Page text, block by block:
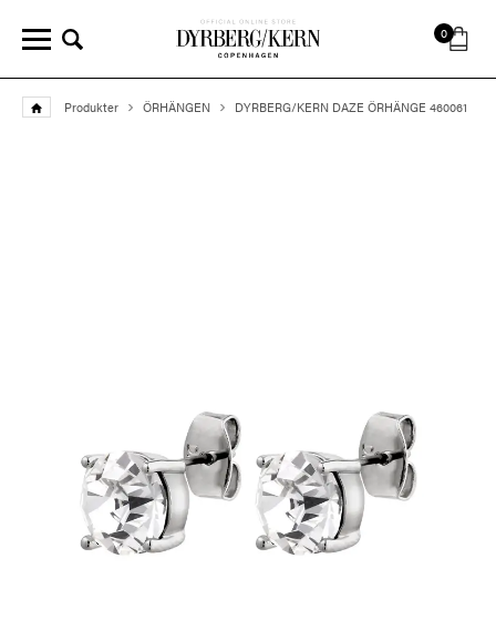
0
Produkter ÖRHÄNGEN DYRBERG/KERN DAZE ÖRHÄNGE 460061